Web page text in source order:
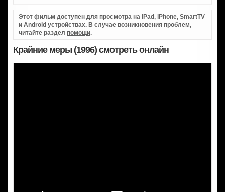
Этот фильм доступен для просмотра на iPad, iPhone, SmartTV
и Android устройствах. В случае возникновения проблем,
читайте раздел помощи.
Крайние меры (1996) смотреть онлайн